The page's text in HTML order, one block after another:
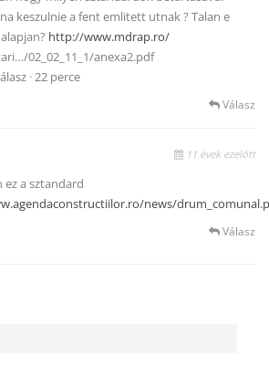
keszulnie a fent emlitett utnak ? Talan e
http://www.mdrap.ro/
02_02_11_1/anexa2.pdf
· 22 perce
Válasz
11 évek ezelőtt
ez a sztandard
news/
Válasz